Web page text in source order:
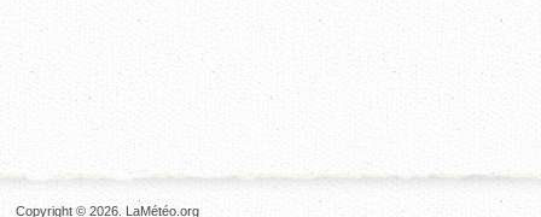
Copyright © 2026. LaMétéo.org